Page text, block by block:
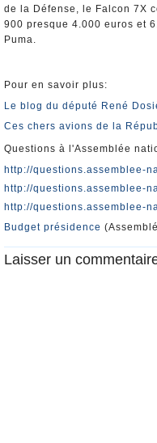
de la Défense, le Falcon 7X
900 presque 4.000 euros et
Puma.
Pour en savoir plus:
Le blog du député René
Ces chers avions de la
Questions à l'Assemblée
http://questions.assemblee-
http://questions.assemblee-
http://questions.assemblee-
Budget présidence
Laisser un